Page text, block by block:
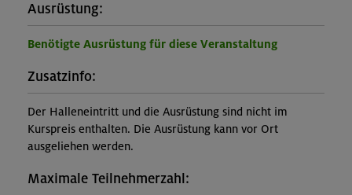
Ausrüstung:
Benötigte Ausrüstung für diese Veranstaltung
Zusatzinfo:
Der Halleneintritt und die Ausrüstung sind nicht im
Kurspreis enthalten. Die Ausrüstung kann vor Ort
ausgeliehen werden.
Maximale Teilnehmerzahl: